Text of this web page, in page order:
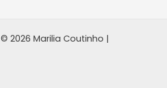
2026 Marilia Coutinho |